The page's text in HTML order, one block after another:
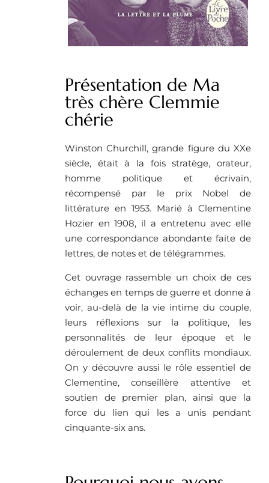
Présentation de Ma
très chère Clemmie
chérie
Winston Churchill, grande figure du XXe
siècle, était à la fois stratège, orateur,
homme politique et écrivain,
récompensé par le prix Nobel de
littérature en 1953. Marié à Clementine
Hozier en 1908, il a entretenu avec elle
une correspondance abondante faite de
lettres, de notes et de télégrammes.
Cet ouvrage rassemble un choix de ces
échanges en temps de guerre et donne à
voir, au-delà de la vie intime du couple,
leurs réflexions sur la politique, les
personnalités de leur époque et le
déroulement de deux conflits mondiaux.
On y découvre aussi le rôle essentiel de
Clementine, conseillère attentive et
soutien de premier plan, ainsi que la
force du lien qui les a unis pendant
cinquante-six ans.